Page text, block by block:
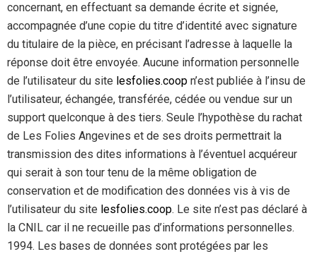
concernant, en effectuant sa demande écrite et signée,
accompagnée d’une copie du titre d’identité avec signature
du titulaire de la pièce, en précisant l’adresse à laquelle la
réponse doit être envoyée. Aucune information personnelle
de l’utilisateur du site lesfolies.coop n’est publiée à l’insu de
l’utilisateur, échangée, transférée, cédée ou vendue sur un
support quelconque à des tiers. Seule l’hypothèse du rachat
de Les Folies Angevines et de ses droits permettrait la
transmission des dites informations à l’éventuel acquéreur
qui serait à son tour tenu de la même obligation de
conservation et de modification des données vis à vis de
l’utilisateur du site lesfolies.coop. Le site n’est pas déclaré à
la CNIL car il ne recueille pas d’informations personnelles.
1994. Les bases de données sont protégées par les